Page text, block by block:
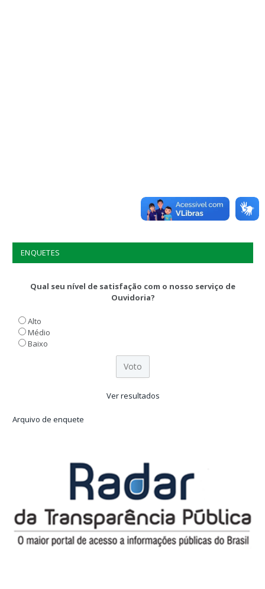
ENQUETES
Qual seu nível de satisfação com o nosso serviço de
Ouvidoria?
Alto
Médio
Baixo
Ver resultados
Arquivo de enquete